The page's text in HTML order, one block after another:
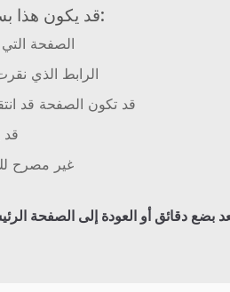
قد يكون هذا بسبب عدة أسباب:
الصفحة
الرابط الذي
قد تكون الصفحة قد
غير مصرح
بضع دقائق أو العودة إلى الصفحة